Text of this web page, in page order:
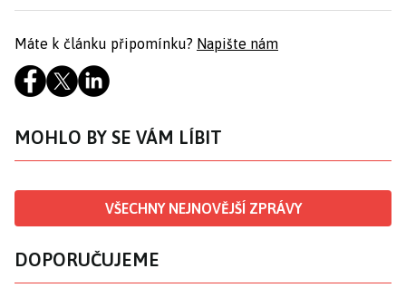
Máte k článku připomínku? Napište nám
MOHLO BY SE VÁM LÍBIT
VŠECHNY NEJNOVĚJŠÍ ZPRÁVY
DOPORUČUJEME